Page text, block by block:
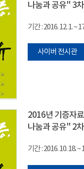
나눔과 공유" 3차
기간 : 2016. 12. 1. ~
사이버 전시관
2016년 기증자
나눔과 공유" 2차
기간 : 2016. 10. 18. ~